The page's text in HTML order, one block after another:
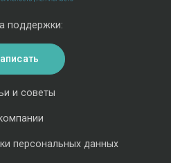
и советы
персональных данных
поддержки: